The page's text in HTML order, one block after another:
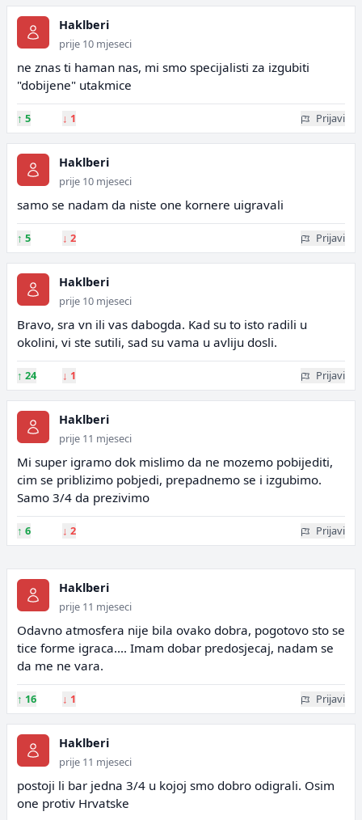
Haklberi
prije 10 mjeseci
ne znas ti haman nas, mi smo specijalisti za izgubiti
"dobijene" utakmice
↑ 5 ↓ 1 Prijavi
Haklberi
prije 10 mjeseci
samo se nadam da niste one kornere uigravali
↑ 5 ↓ 2 Prijavi
Haklberi
prije 10 mjeseci
Bravo, sra vn ili vas dabogda. Kad su to isto radili u
okolini, vi ste sutili, sad su vama u avliju dosli.
↑ 24 ↓ 1 Prijavi
Haklberi
prije 11 mjeseci
Mi super igramo dok mislimo da ne mozemo pobijediti,
cim se priblizimo pobjedi, prepadnemo se i izgubimo.
Samo 3/4 da prezivimo
↑ 6 ↓ 2 Prijavi
Haklberi
prije 11 mjeseci
Odavno atmosfera nije bila ovako dobra, pogotovo sto se
tice forme igraca.... Imam dobar predosjecaj, nadam se
da me ne vara.
↑ 16 ↓ 1 Prijavi
Haklberi
prije 11 mjeseci
postoji li bar jedna 3/4 u kojoj smo dobro odigrali. Osim
one protiv Hrvatske